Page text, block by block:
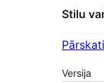
Stilu
Pārskati
Versija